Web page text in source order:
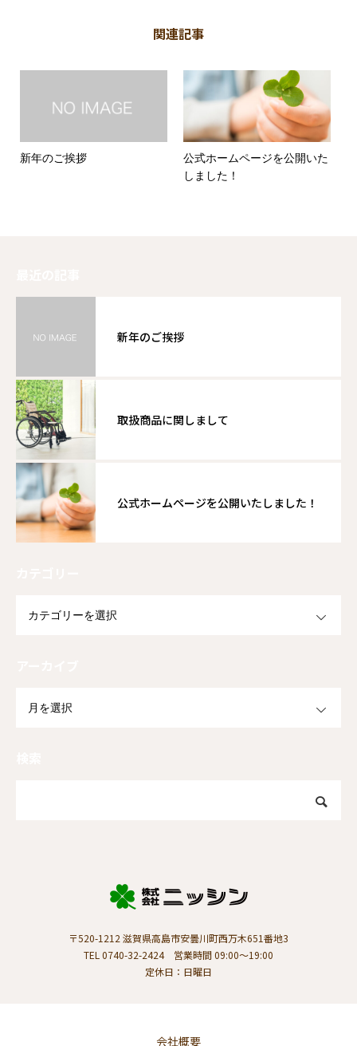
関連記事
新年のご挨拶
公式ホームページを公開いた
しました！
新年のご挨拶
取扱商品に関しまして
公式ホームページを公開いたしました！
〒520-1212 滋賀県高島市安曇川町西万木651番地3
TEL 0740-32-2424 営業時間 09:00～19:00
定休日：日曜日
会社概要